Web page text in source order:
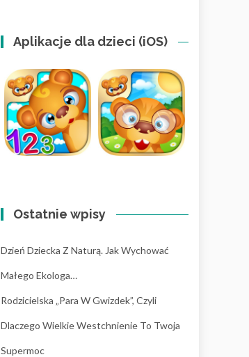
zrozumienia
patrzymy na neuroatypowość
przez pryzmat „deficytów”, a
sposób...
Wychowanie Czytaj Więcej
Aplikacje dla dzieci (iOS)
Ostatnie wpisy
Dzień Dziecka Z Naturą. Jak Wychować
Małego Ekologa…
Rodzicielska „para W Gwizdek”, Czyli
Dlaczego Wielkie Westchnienie To Twoja
Supermoc